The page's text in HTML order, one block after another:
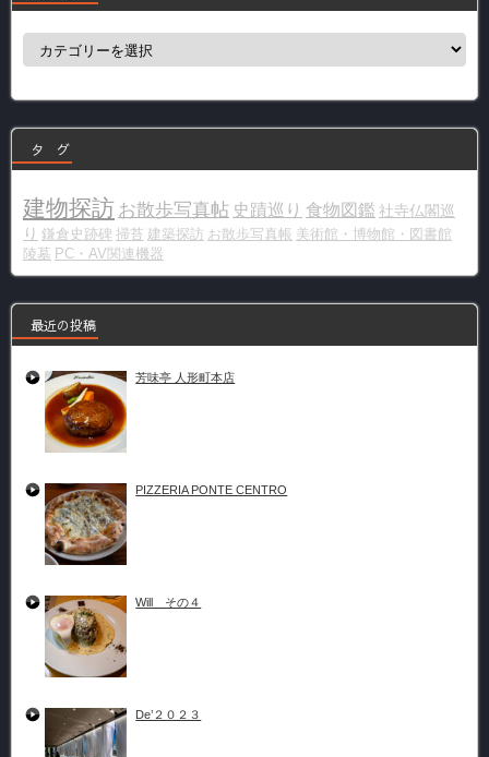
カ
ー
タ グ
建物探訪 お散歩写真帖 史蹟巡り 食物図鑑 社寺仏閣巡
り 鎌倉史跡碑 掃苔 建築探訪 お散歩写真帳 美術館・博物館・図書館
陵墓 PC・AV関連機器
最近の投稿
芳味亭 人形町本店
PIZZERIA PONTE CENTRO
Will その４
De’２０２３